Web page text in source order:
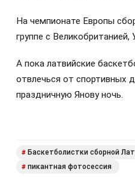
На чемпионате Европы
группе с Великобританией,
А пока латвийские
отвлечься от спортивных
праздничную Янову ночь.
# Баскетболистки сборной
# пикантная фотосессия